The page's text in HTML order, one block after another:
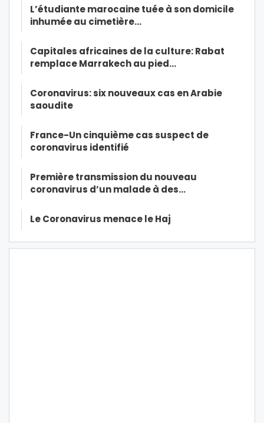
L’étudiante marocaine tuée à son domicile
inhumée au cimetière…
Capitales africaines de la culture: Rabat
remplace Marrakech au pied…
Coronavirus: six nouveaux cas en Arabie
saoudite
France-Un cinquième cas suspect de
coronavirus identifié
Première transmission du nouveau
coronavirus d’un malade à des…
Le Coronavirus menace le Haj